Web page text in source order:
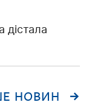
НОВИН